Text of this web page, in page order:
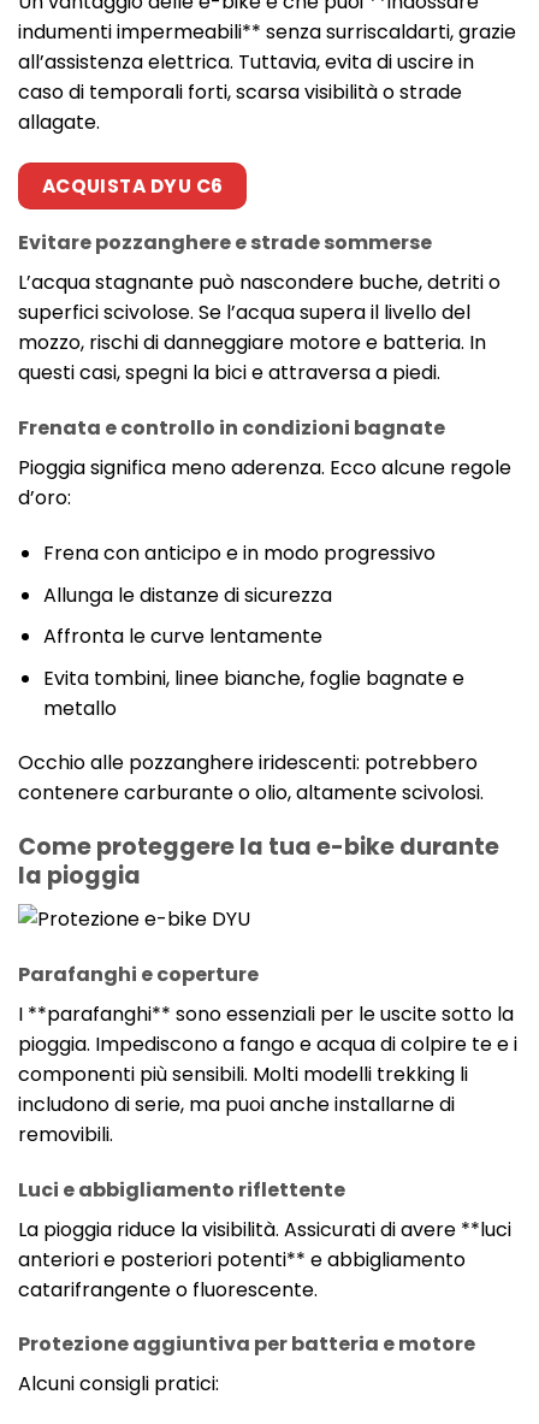
indumenti impermeabili** senza surriscaldarti, grazie
all’assistenza elettrica. Tuttavia, evita di uscire in
caso di temporali forti, scarsa visibilità o strade
allagate.
ACQUISTA DYU C6
Evitare pozzanghere e strade sommerse
L’acqua stagnante può nascondere buche, detriti o
superfici scivolose. Se l’acqua supera il livello del
mozzo, rischi di danneggiare motore e batteria. In
questi casi, spegni la bici e attraversa a piedi.
Frenata e controllo in condizioni bagnate
Pioggia significa meno aderenza. Ecco alcune regole
d’oro:
Frena con anticipo e in modo progressivo
Allunga le distanze di sicurezza
Affronta le curve lentamente
Evita tombini, linee bianche, foglie bagnate e
metallo
Occhio alle pozzanghere iridescenti: potrebbero
contenere carburante o olio, altamente scivolosi.
Come proteggere la tua e-bike durante
la pioggia
Parafanghi e coperture
I **parafanghi** sono essenziali per le uscite sotto la
pioggia. Impediscono a fango e acqua di colpire te e i
componenti più sensibili. Molti modelli trekking li
includono di serie, ma puoi anche installarne di
removibili.
Luci e abbigliamento riflettente
La pioggia riduce la visibilità. Assicurati di avere **luci
anteriori e posteriori potenti** e abbigliamento
catarifrangente o fluorescente.
Protezione aggiuntiva per batteria e motore
Alcuni consigli pratici: